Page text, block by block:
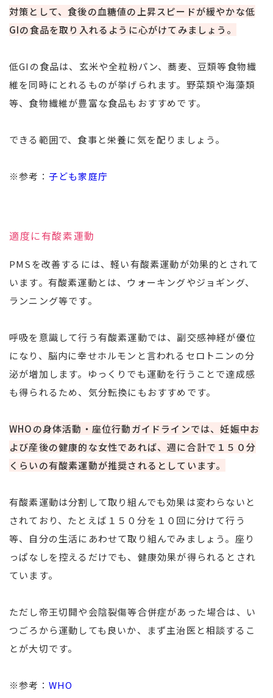
対策として、食後の血糖値の上昇スピードが緩やかな低
GIの食品を取り入れるように心がけてみましょう。
低GIの食品は、玄米や全粒粉パン、蕎麦、豆類等食物繊
維を同時にとれるものが挙げられます。野菜類や海藻類
等、食物繊維が豊富な食品もおすすめです。
できる範囲で、食事と栄養に気を配りましょう。
※参考： 子ども家庭庁
適度に有酸素運動
PMSを改善するには、軽い有酸素運動が効果的とされて
います。有酸素運動とは、ウォーキングやジョギング、
ランニング等です。
呼吸を意識して行う有酸素運動では、副交感神経が優位
になり、脳内に幸せホルモンと言われるセロトニンの分
泌が増加します。ゆっくりでも運動を行うことで達成感
も得られるため、気分転換にもおすすめです。
WHOの身体活動・座位行動ガイドラインでは、妊娠中お
よび産後の健康的な女性であれば、週に合計で１５０分
くらいの有酸素運動が推奨されるとしています。
有酸素運動は分割して取り組んでも効果は変わらないと
されており、たとえば１５０分を１０回に分けて行う
等、自分の生活にあわせて取り組んでみましょう。座り
っぱなしを控えるだけでも、健康効果が得られるとされ
ています。
ただし帝王切開や会陰裂傷等合併症があった場合は、い
つごろから運動しても良いか、まず主治医と相談するこ
とが大切です。
※参考： WHO